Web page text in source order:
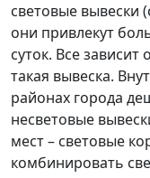
световые вывески
они привлекут
суток. Все зависит
такая вывеска.
районах города
несветовые
мест – световые
комбинировать